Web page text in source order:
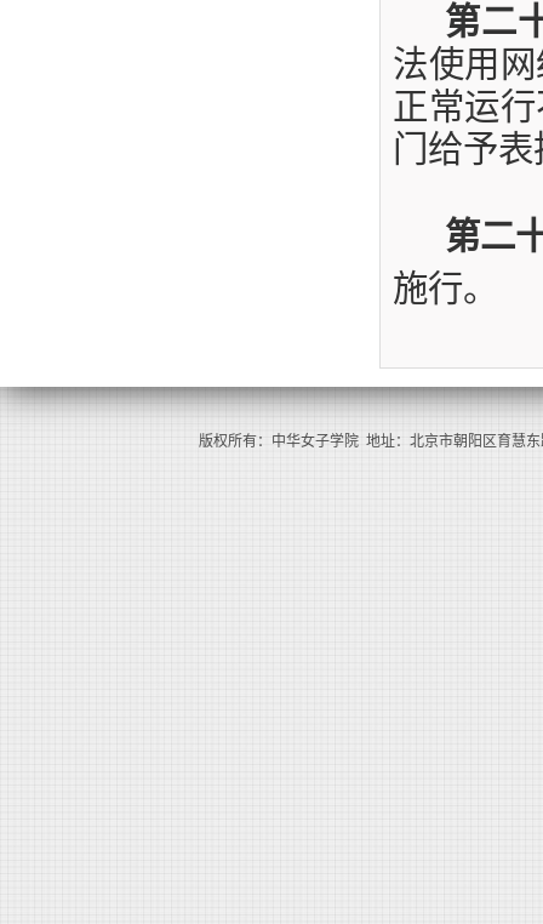
第二
法使用
正常运
门给予
第二
施行。
版权所有：中华女子学院 地址：北京市朝阳区育慧